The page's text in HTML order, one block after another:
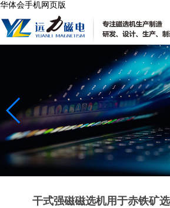
华体会手机网页版
干式强磁磁选机用于赤铁矿